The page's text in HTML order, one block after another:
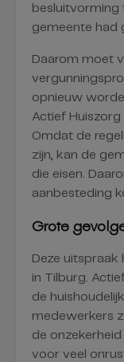
besluitvorming
gemeente had
Daarom moet
opnieuw
Actief
Omdat de
zijn, kan de
die eisen.
aanbesteding
Grote
Deze
in Tilburg.
de
medewerkers
de
voor veel